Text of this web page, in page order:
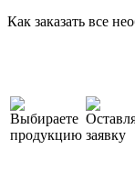
Как заказать все